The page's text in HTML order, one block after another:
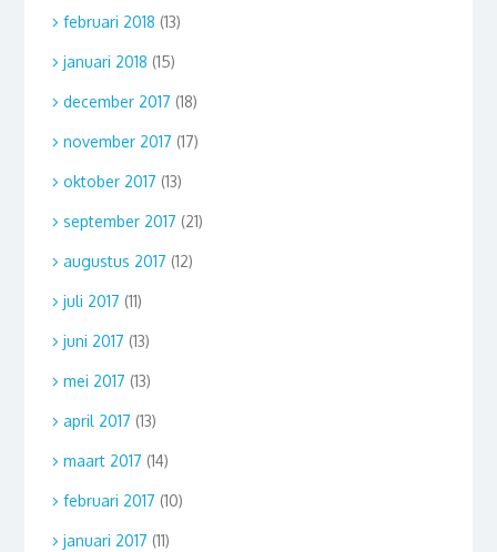
februari 2018 (13)
januari 2018 (15)
december 2017 (18)
november 2017 (17)
oktober 2017 (13)
september 2017 (21)
augustus 2017 (12)
juli 2017 (11)
juni 2017 (13)
mei 2017 (13)
april 2017 (13)
maart 2017 (14)
februari 2017 (10)
januari 2017 (11)